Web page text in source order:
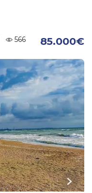
566 85.000€
Next